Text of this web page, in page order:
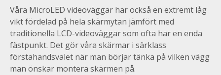
Våra MicroLED videoväggar har också en extremt låg
vikt fördelad på hela skärmytan jämfört med
traditionella LCD-videoväggar som ofta har en enda
fästpunkt. Det gör våra skärmar i särklass
förstahandsvalet när man börjar tänka på vilken vägg
man önskar montera skärmen på.